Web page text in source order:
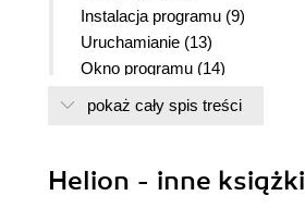
Instalacja programu (9)
Uruchamianie (13)
Okno programu (14)
Podstawowe operacje na
Otwieranie obrazu (16)
Eksportowanie zdjęcia (19)
pokaż cały spis treści
Helion - inne książki